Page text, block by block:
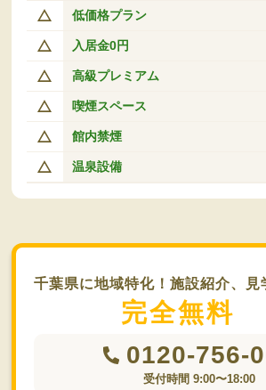
低価格プラン
入居金0円
高級プレミアム
喫煙スペース
館内禁煙
温泉設備
千葉県に地域特化！施設紹介、見
完全無料
0120-756-
受付時間 9:00〜18:00